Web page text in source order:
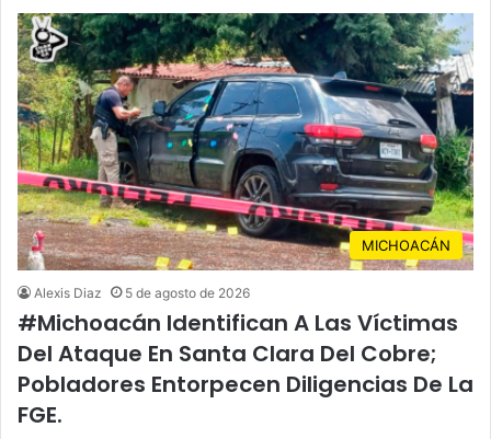
MICHOACÁN
Alexis Diaz 5 de agosto de 2026
#Michoacán Identifican A Las Víctimas
Del Ataque En Santa Clara Del Cobre;
Pobladores Entorpecen Diligencias De La
FGE.